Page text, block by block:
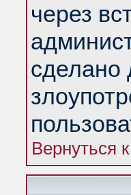
через
сделано
Вернуться